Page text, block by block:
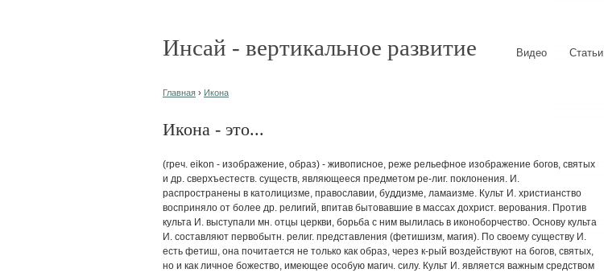
Инсай - вертикальное развитие Видео Статьи
Главная › Икона
Икона - это...
(греч. eikon - изображение, образ) - живописное, реже рельефное изображение богов, святых
и др. сверхъестеств. существ, являющееся предметом ре-лиг. поклонения. И.
распространены в католицизме, православии, буддизме, ламаизме. Культ И. христианство
восприняло от более др. религий, впитав бытовавшие в массах дохрист. верования. Против
культа И. выступали мн. отцы церкви, борьба с ним вылилась в иконоборчество. Основу культа
И. составляют первобытн. религ. представления (фетишизм, магия). По своему существу И.
есть фетиш, она почитается не только как образ, через к-рый воздействуют на богов, святых,
но и как личное божество, имеющее особую магич. силу. Культ И. является важным средством